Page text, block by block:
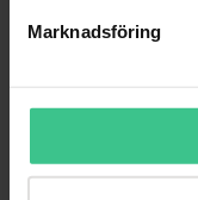
Marknadsföring